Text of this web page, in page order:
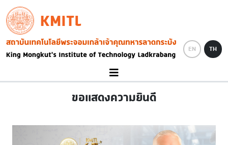
Skip to main content
KMITL
Image
EN TH
ขอแสดงความยินดี